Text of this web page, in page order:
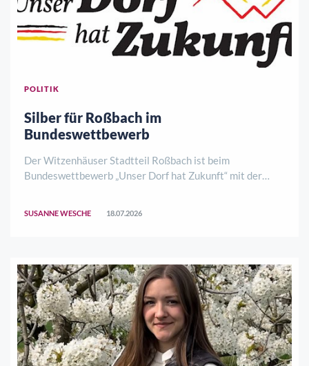
POLITIK
Silber für Roßbach im
Bundeswettbewerb
Der Witzenhäuser Stadtteil Roßbach ist beim
Bundeswettbewerb „Unser Dorf hat Zukunft“ mit der
SUSANNE WESCHE 18.07.2026